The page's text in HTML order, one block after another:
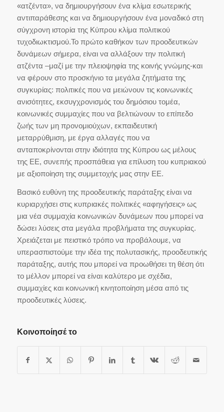
«ατζέντα», να δημιουργήσουν ένα κλίμα εσωτερικής
αντιπαράθεσης και να δημιουργήσουν ένα μοναδικό στη
σύγχρονη ιστορία της Κύπρου κλίμα πολιτικού
τυχοδιωκτισμού.Το πρώτο καθήκον των προοδευτικών
δυνάμεων σήμερα, είναι να αλλάξουν την πολιτική
ατζέντα –μαζί με την πλειοψηφία της κοινής γνώμης-και
να φέρουν στο προσκήνιο τα μεγάλα ζητήματα της
συγκυρίας: πολιτικές που να μειώνουν τις κοινωνικές
ανισότητες, εκσυγχρονισμός του δημόσιου τομέα,
κοινωνικές συμμαχίες που να βελτιώνουν το επίπεδο
ζωής των μη προνομιούχων, εκπαιδευτική
μεταρρύθμιση, με έργα αλλαγές που να
ανταποκρίνονται στην ιδιότητα της Κύπρου ως μέλους
της ΕΕ, συνεπής προσπάθεια για επίλυση του κυπριακού
με αξιοποίηση της συμμετοχής μας στην ΕΕ.
Βασικό ευθύνη της προοδευτικής παράταξης είναι να
κυριαρχήσει στις κυπριακές πολιτικές «αφηγήσεις» ως
μια νέα συμμαχία κοινωνικών δυνάμεων που μπορεί να
δώσει λύσεις στα μεγάλα προβλήματα της συγκυρίας.
Χρειάζεται με πειστικό τρόπο να προβάλουμε, να
υπερασπιστούμε την ιδέα της πολυτασικής, προοδευτικής
παράταξης, αυτής που μπορεί να προωθήσει τη θέση ότι
το μέλλον μπορεί να είναι καλύτερο με σχέδια,
συμμαχίες και κοινωνική κινητοποίηση μέσα από τις
προοδευτικές λύσεις.
Κοινοποίησέ το